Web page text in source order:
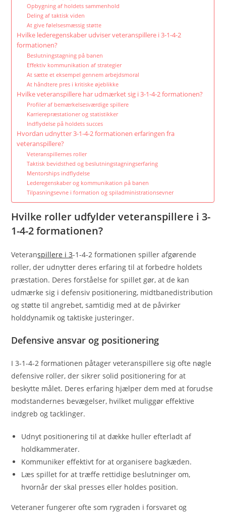
Opbygning af holdets sammenhold
Deling af taktisk viden
At give følelsesmæssig støtte
Hvilke lederegenskaber udviser veteranspillere i 3-1-4-2
formationen?
Beslutningstagning på banen
Effektiv kommunikation af strategier
At sætte et eksempel gennem arbejdsmoral
At håndtere pres i kritiske øjeblikke
Hvilke veteranspillere har udmærket sig i 3-1-4-2 formationen?
Profiler af bemærkelsesværdige spillere
Karrierepræstationer og statistikker
Indflydelse på holdets succes
Hvordan udnytter 3-1-4-2 formationen erfaringen fra
veteranspillere?
Veteranspillernes roller
Taktisk bevidsthed og beslutningstagningserfaring
Mentorships indflydelse
Lederegenskaber og kommunikation på banen
Tilpasningsevne i formation og spiladministrationsevner
Hvilke roller udfylder veteranspillere i 3-
1-4-2 formationen?
Veteranspillere i 3-1-4-2 formationen spiller afgørende
roller, der udnytter deres erfaring til at forbedre holdets
præstation. Deres forståelse for spillet gør, at de kan
udmærke sig i defensiv positionering, midtbanedistribution
og støtte til angrebet, samtidig med at de påvirker
holddynamik og taktiske justeringer.
Defensive ansvar og positionering
I 3-1-4-2 formationen påtager veteranspillere sig ofte nøgle
defensive roller, der sikrer solid positionering for at
beskytte målet. Deres erfaring hjælper dem med at forudse
modstandernes bevægelser, hvilket muliggør effektive
indgreb og tacklinger.
Udnyt positionering til at dække huller efterladt af
holdkammerater.
Kommuniker effektivt for at organisere bagkæden.
Læs spillet for at træffe rettidige beslutninger om,
hvornår der skal presses eller holdes position.
Veteraner fungerer ofte som rygraden i forsvaret og